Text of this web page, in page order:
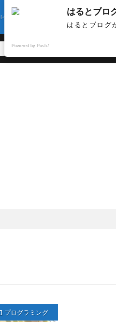
ラスト・英語などについて情報発信し
プログラミング
はるとブロ
はるとブログ
Powered by Push7